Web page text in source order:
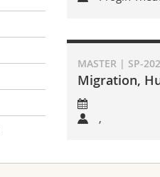
MASTER | SP-
Migration,
,